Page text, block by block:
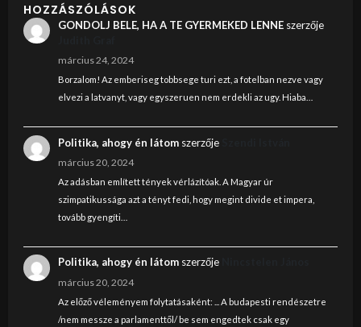
HOZZÁSZÓLÁSOK
GONDOLJ BELE, HA A TE GYERMEKED LENNEszerzője
március 24, 2024
Borzalom! Az emberiseg tobbsege turi ezt, a fotelban nezve vagy
elvezi a latvanyt, vagy egyszeruen nem erdekli az ugy. Hiaba…
Politika, ahogy én látomszerzője
március 20, 2024
Az adásban említett tények vérlázítóak. A Magyar úr
szimpatikussága azt a tényt fedi, hogy megint divide et impera,
tovább gyengíti…
Politika, ahogy én látomszerzője
március 20, 2024
Az előző véleményem folytatásaként: ... A budapesti rendészetre
/nem messze a parlamenttől/ be sem engedtek csak egy